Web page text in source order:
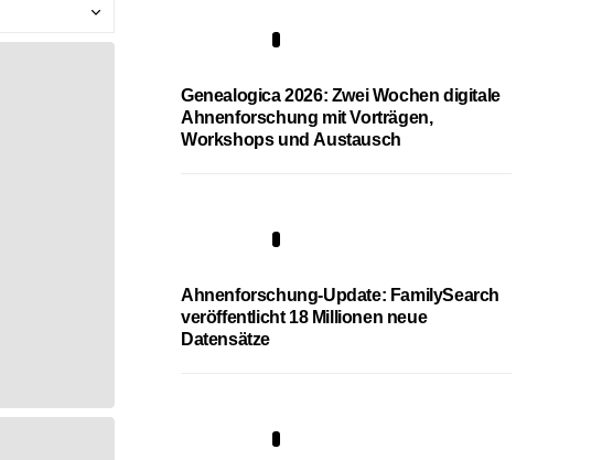
Genealogica 2026: Zwei Wochen digitale
Ahnenforschung mit Vorträgen,
Workshops und Austausch
Ahnenforschung-Update: FamilySearch
veröffentlicht 18 Millionen neue
Datensätze